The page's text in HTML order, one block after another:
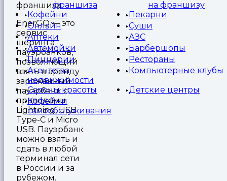
франшиза
на франшизу
Кофейни
Пекарни
Онлайн
Суши
Аптеки
АЗС
Автомойки
Барбершопы
Пиццерии
Рестораны
Агентства
недвижимости
Компьютерные клубы
Салоны красоты
Детские центры
Кофейни
самообслуживания
франшиза
EnerGO — это
сервис
шеринга
пауэрбанков,
позволяющий
взять в аренду
заряженный
пауэрбанк с
проводами
Lightning, USB
Type-C и Micro
USB. Пауэрбанк
можно взять и
сдать в любой
терминал сети
в России и за
рубежом.